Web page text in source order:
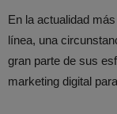
En la actualidad
línea, una
gran parte de sus
marketing digital